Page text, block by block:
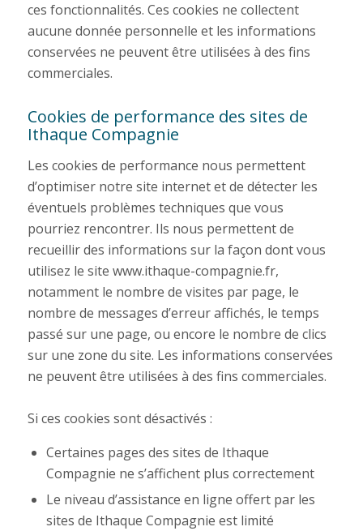
ces fonctionnalités. Ces cookies ne collectent
aucune donnée personnelle et les informations
conservées ne peuvent être utilisées à des fins
commerciales.
Cookies de performance des sites de
Ithaque Compagnie
Les cookies de performance nous permettent
d’optimiser notre site internet et de détecter les
éventuels problèmes techniques que vous
pourriez rencontrer. Ils nous permettent de
recueillir des informations sur la façon dont vous
utilisez le site www.ithaque-compagnie.fr,
notamment le nombre de visites par page, le
nombre de messages d’erreur affichés, le temps
passé sur une page, ou encore le nombre de clics
sur une zone du site. Les informations conservées
ne peuvent être utilisées à des fins commerciales.
Si ces cookies sont désactivés :
Certaines pages des sites de Ithaque
Compagnie ne s’affichent plus correctement
Le niveau d’assistance en ligne offert par les
sites de Ithaque Compagnie est limité